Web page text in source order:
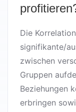
Die
signifikante/
zwischen
Gruppen
Beziehungen
erbringen